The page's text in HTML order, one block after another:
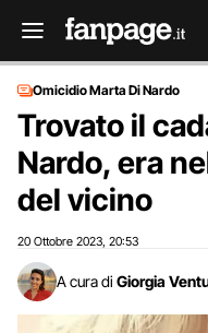
Omicidio Marta Di Nardo
Trovato il
Nardo, era
del vicino
20 Ottobre 2023 20:53
A cura di Giorgia